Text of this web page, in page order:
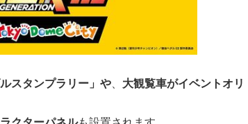
スタンプラリー」や 大観覧車がイベントオリ